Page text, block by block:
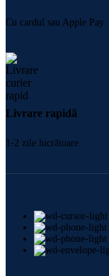
Cu cardul sau Apple Pay
Livrare rapidă
1-2 zile lucrătoare